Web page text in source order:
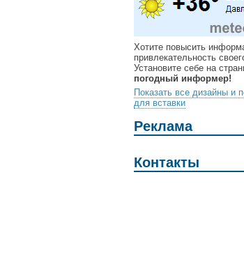
Хотите повысить
привлекательность
Установите себе на
погодный информер!
Показать все дизайны и
для вставки
Реклама
Контакты